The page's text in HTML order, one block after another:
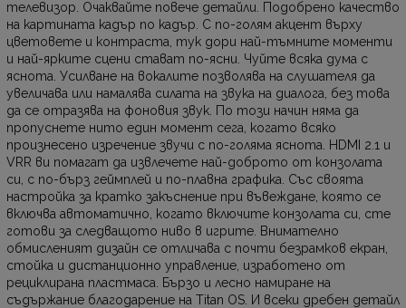
телевизор. Очаквайте повече детайли. Подобрено качество
на картината кадър по кадър. С по-голям акцент върху
цветовете и контраста, тук дори най-тъмните моменти
и най-ярките сцени стават по-ясни. Чуйте всяка дума с
яснота. Усилване на вокалите позволява на слушателя да
увеличава или намалява силата на звука на диалога, без това
да се отразява на фоновия звук. По този начин няма да
пропуснете нито един момент сега, когато всяко
произнесено изречение звучи с по-голяма яснота. HDMI 2.1 и
VRR ви помагат да извлечете най-доброто от конзолата
си, с по-бърз геймплей и по-плавна графика. Със своята
настройка за кратко закъснение при въвеждане, която се
включва автоматично, когато включите конзолата си, сте
готови за следващото ниво в игрите. Внимателно
обмисленият дизайн се отличава с почти безрамков екран,
стойка и дистанционно управление, изработено от
рециклирана пластмаса. Бързо и лесно намиране на
съдържание благодарение на Titan OS. И всеки дребен детайл